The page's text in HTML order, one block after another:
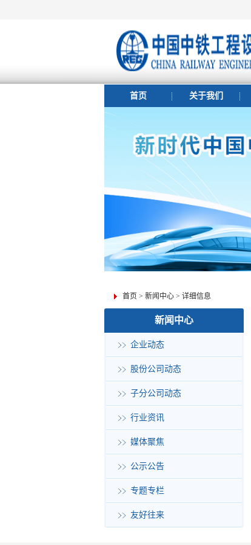
首页 关于我们
首页 > 新闻中心 > 详细信息
新闻中心
企业动态
股份公司动态
子分公司动态
行业资讯
媒体聚焦
公示公告
专题专栏
友好往来